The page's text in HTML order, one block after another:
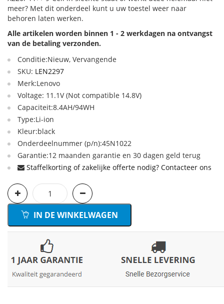
meer? Met dit onderdeel kunt u uw toestel weer naar
behoren laten werken.
Alle artikelen worden binnen 1 - 2 werkdagen na ontvangst
van de betaling verzonden.
Conditie:Nieuw, Vervangende
SKU: LEN2297
Merk:Lenovo
Voltage: 11.1V (Not compatible 14.8V)
Capaciteit:8.4AH/94WH
Type:Li-ion
Kleur:black
Onderdeelnummer (p/n):45N1022
Garantie:12 maanden garantie en 30 dagen geld terug
Staffelkorting of zakelijke offerte nodig? Contacteer ons
IN DE WINKELWAGEN